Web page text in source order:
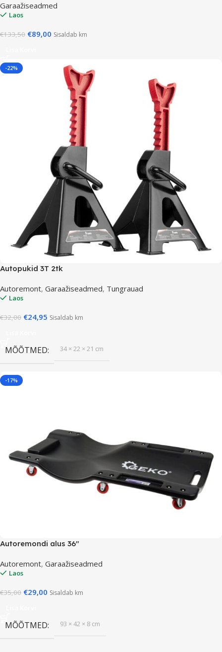
Garaažiseadmed
Laos
€133,50 €89,00 Sisaldab km
-22%
Autopukid 3T 2tk
Autoremont, Garaažiseadmed, Tungrauad
Laos
€32,00 €24,95 Sisaldab km
MÕÕTMED 34 × 22 × 21 cm
-17%
Autoremondi alus 36″
Autoremont, Garaažiseadmed
Laos
€35,00 €29,00 Sisaldab km
MÕÕTMED 93 × 42 × 8 cm